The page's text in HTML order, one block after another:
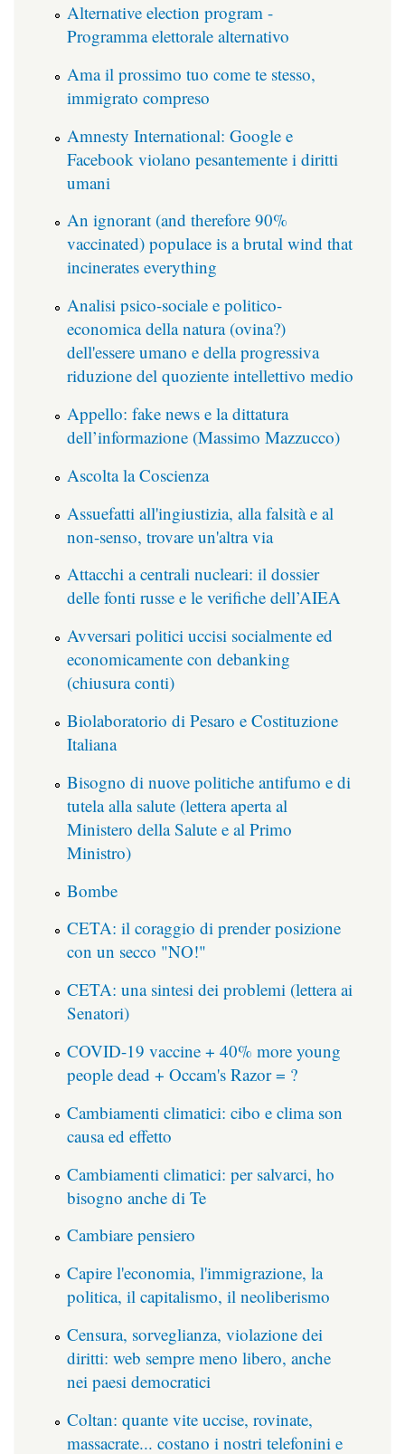
Alternative election program -
Programma elettorale alternativo
Ama il prossimo tuo come te stesso,
immigrato compreso
Amnesty International: Google e
Facebook violano pesantemente i diritti
umani
An ignorant (and therefore 90%
vaccinated) populace is a brutal wind that
incinerates everything
Analisi psico-sociale e politico-
economica della natura (ovina?)
dell'essere umano e della progressiva
riduzione del quoziente intellettivo medio
Appello: fake news e la dittatura
dell’informazione (Massimo Mazzucco)
Ascolta la Coscienza
Assuefatti all'ingiustizia, alla falsità e al
non-senso, trovare un'altra via
Attacchi a centrali nucleari: il dossier
delle fonti russe e le verifiche dell’AIEA
Avversari politici uccisi socialmente ed
economicamente con debanking
(chiusura conti)
Biolaboratorio di Pesaro e Costituzione
Italiana
Bisogno di nuove politiche antifumo e di
tutela alla salute (lettera aperta al
Ministero della Salute e al Primo
Ministro)
Bombe
CETA: il coraggio di prender posizione
con un secco "NO!"
CETA: una sintesi dei problemi (lettera ai
Senatori)
COVID-19 vaccine + 40% more young
people dead + Occam's Razor = ?
Cambiamenti climatici: cibo e clima son
causa ed effetto
Cambiamenti climatici: per salvarci, ho
bisogno anche di Te
Cambiare pensiero
Capire l'economia, l'immigrazione, la
politica, il capitalismo, il neoliberismo
Censura, sorveglianza, violazione dei
diritti: web sempre meno libero, anche
nei paesi democratici
Coltan: quante vite uccise, rovinate,
massacrate... costano i nostri telefonini e